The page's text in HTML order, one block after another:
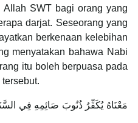
Allah SWT bagi orang yang
darjat. Seseorang yang
berkenaan kelebihan
menyatakan bahawa Nabi
itu boleh berpuasa pada